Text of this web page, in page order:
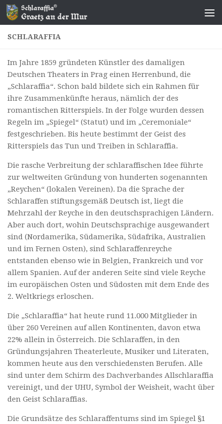
Zum Inhalt springen
SCHLARAFFIA
Im Jahre 1859 gründeten Künstler des damaligen
Deutschen Theaters in Prag einen Herrenbund, die
„Schlaraffia“. Schon bald bildete sich ein Rahmen für
ihre Zusammenkünfte heraus, nämlich der des
romantischen Ritterspiels. In der Folge wurden dessen
Regeln im „Spiegel“ (Statut) und im „Ceremoniale“
festgeschrieben. Bis heute bestimmt der Geist des
Ritterspiels das Tun und Treiben in Schlaraffia.
Die rasche Verbreitung der schlaraffischen Idee führte
zur weltweiten Gründung von hunderten sogenannten
„Reychen“ (lokalen Vereinen). Da die Sprache der
Schlaraffen stiftungsgemäß Deutsch ist, liegt die
Mehrzahl der Reyche in den deutschsprachigen Ländern.
Aber auch dort, wohin Deutschsprachige ausgewandert
sind (Nordamerika, Südamerika, Südafrika, Australien
und im Fernen Osten), sind Schlaraffenreyche
entstanden ebenso wie in Belgien, Frankreich und vor
allem Spanien. Auf der anderen Seite sind viele Reyche
im europäischen Osten und Südosten mit dem Ende des
2. Weltkriegs erloschen.
Die „Schlaraffia“ hat heute rund 11.000 Mitglieder in
über 260 Vereinen auf allen Kontinenten, davon etwa
22% allein in Österreich. Die Schlaraffen, in den
Gründungsjahren Theaterleute, Musiker und Literaten,
kommen heute aus den verschiedensten Berufen. Alle
sind unter dem Schirm des Dachverbandes Allschlaraffia
vereinigt, und der UHU, Symbol der Weisheit, wacht über
den Geist Schlaraffias.
Die Grundsätze des Schlaraffentums sind im Spiegel §1